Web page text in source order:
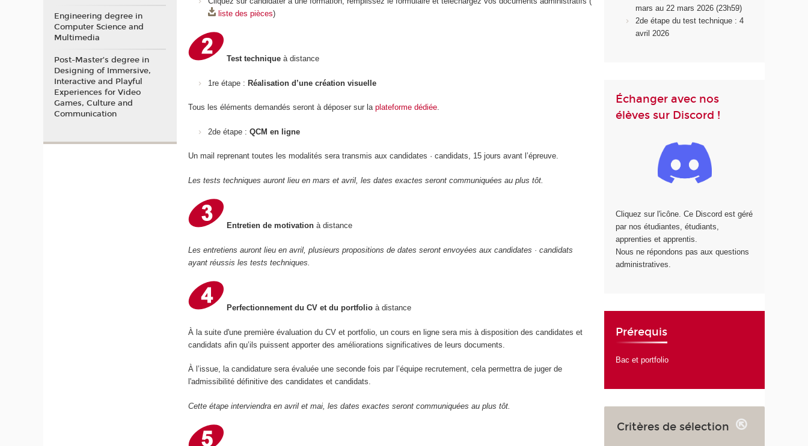
liste des pièces)
Test technique à distance
1re étape : Réalisation d’une création visuelle
Tous les éléments demandés seront à déposer sur laplateforme dédiée.
2de étape : QCM en ligne
Un mail reprenant toutes les modalités sera transmis aux candidates · candidats, 15 jours avant l’épreuve.
Les tests techniques auront lieu en mars et avril, les dates exactes seront communiquées au plus tôt.
Entretien de motivationà distance
Les entretiens auront lieu en avril, plusieurs propositions de dates seront envoyées aux candidates · candidats
ayant réussis les tests techniques.
Perfectionnement du CV et du portfolioà distance
À la suite d'une première évaluation du CV et portfolio, un cours en ligne sera mis à disposition des candidates et
candidats afin qu’ils puissent apporter des améliorations significatives de leurs documents.
À l’issue, la candidature sera évaluée une seconde fois par l’équipe recrutement, cela permettra de juger de
l'admissibilité définitive des candidates et candidats.
Cette étape interviendra en avril et mai, les dates exactes seront communiquées au plus tôt.
mars au 22 mars 2026 (23h59)
2de étape du test technique : 4
avril 2026
Échanger avec nos
élèves sur Discord !
Cliquez sur l'icône. Ce Discord est géré
par nos étudiantes, étudiants,
apprenties et apprentis.
Nous ne répondons pas aux questions
administratives.
Prérequis
Bac et portfolio
Critères de sélection
Engineering degree in
Computer Science and
Multimedia
Post-Master’s degree in
Designing of Immersive,
Interactive and Playful
Experiences for Video
Games, Culture and
Communication